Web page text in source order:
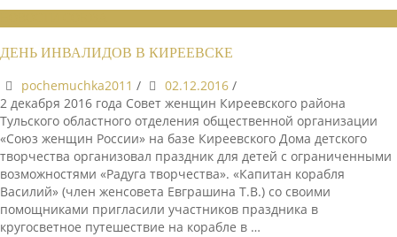
ДЕНЬ ИНВАЛИДОВ В КИРЕЕВСКЕ
pochemuchka2011 / 02.12.2016 /
2 декабря 2016 года Совет женщин Киреевского района
Тульского областного отделения общественной организации
«Союз женщин России» на базе Киреевского Дома детского
творчества организовал праздник для детей с ограниченными
возможностями «Радуга творчества». «Капитан корабля
Василий» (член женсовета Евграшина Т.В.) со своими
помощниками пригласили участников праздника в
кругосветное путешествие на корабле в …